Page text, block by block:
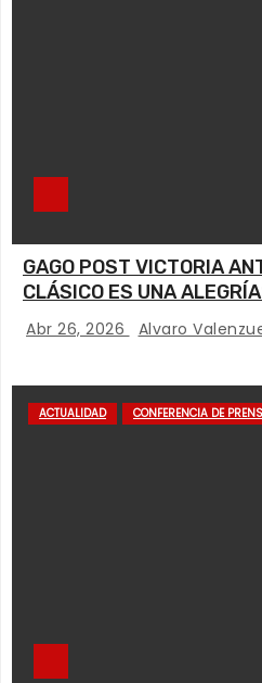
GAGO POST VICTORIA
CLÁSICO ES UNA
Abr 26, 2026 Alvaro
ACTUALIDAD CONFERENCIA DE